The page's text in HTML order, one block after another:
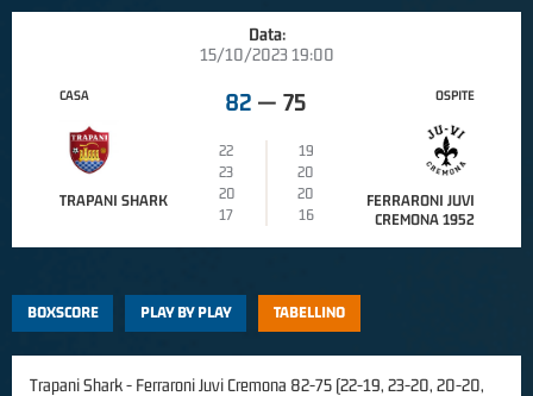
Data:
15/10/2023 19:00
CASA
TRAPANI SHARK
82 — 75
22
19
23
20
20
20
17
16
OSPITE
FERRARONI JUVI
CREMONA 1952
BOXSCORE PLAY BY PLAY TABELLINO
Trapani Shark - Ferraroni Juvi Cremona 82-75 (22-19, 23-20, 20-20,